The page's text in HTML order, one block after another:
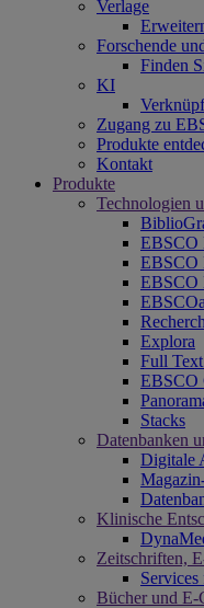
Verlage
Forschende
Finden
KI
Zugang zu
Produkte
Kontakt
Produkte
Technologien
EBSCO
EBSCO
EBSCO
Explora
Full
EBSCO
Stacks
Datenbanken
Digitale
Klinische
Zeitschriften,
Bücher und E-